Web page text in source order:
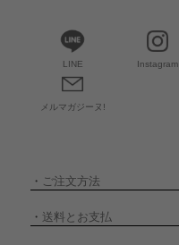
LINE Instagram
メルマガジーヌ!
・ ご注文方法
・ 送料とお支払